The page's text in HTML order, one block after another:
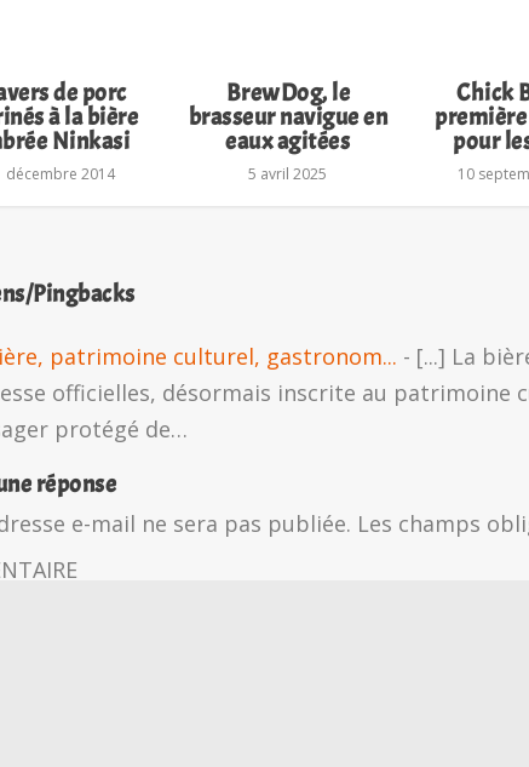
de porc
à la bière
Ninkasi
décembre 2014
BrewDog, le
brasseur navigue en
eaux agitées
5 avril 2025
Chick
pour
10
Pingbacks
patrimoine culturel, gastronom... - [...] La
officielles, désormais inscrite au patrimoine
protégé de…
réponse
e-mail ne sera pas publiée. Les champs